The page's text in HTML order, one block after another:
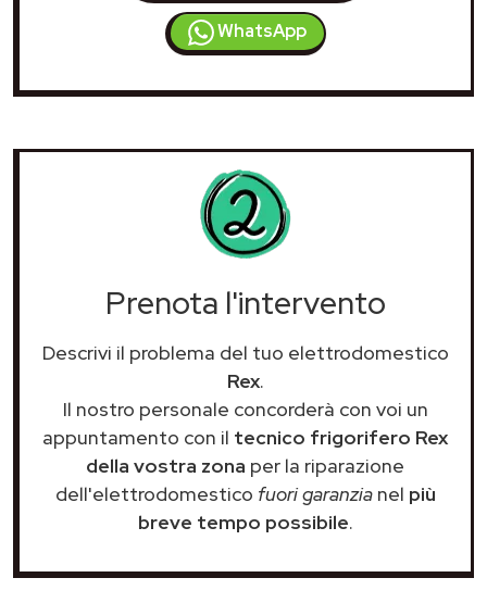
WhatsApp
Prenota l'intervento
Descrivi il problema del tuo elettrodomestico
Rex.
Il nostro personale concorderà con voi un
appuntamento con il tecnico frigorifero Rex
della vostra zona per la riparazione
dell'elettrodomestico fuori garanzianel più
breve tempo possibile.